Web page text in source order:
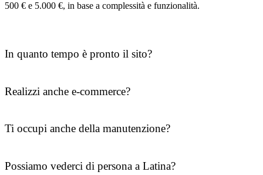
500 € e 5.000 €, in base a complessità e funzionalità.
In quanto tempo è pronto il sito?
Realizzi anche e-commerce?
Ti occupi anche della manutenzione?
Possiamo vederci di persona a Latina?